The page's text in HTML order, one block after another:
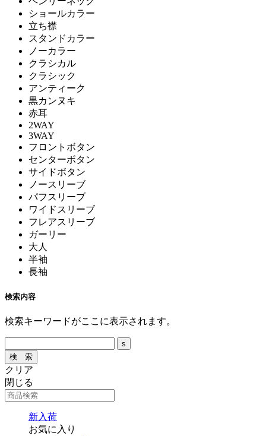
ショールカラー
立ち襟
スタンドカラー
ノーカラー
クラシカル
クラシック
アンティーク
黒カンヌキ
赤耳
2WAY
3WAY
フロントボタン
センターボタン
サイドボタン
ノースリーブ
パフスリーブ
ワイドスリーブ
フレアスリーブ
ガーリー
大人
半袖
長袖
検索内容
検索キーワードがここに表示されます。
クリア
閉じる
新入荷
お気に入り